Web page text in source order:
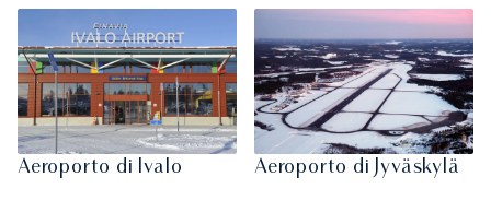
Aeroporto di Ivalo Aeroporto di Jyväskylä